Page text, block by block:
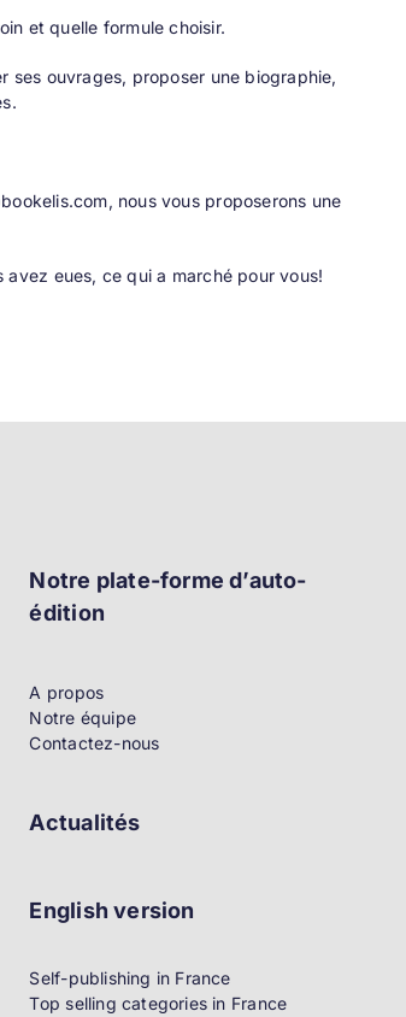
et quelle formule choisir.
ses ouvrages, proposer une biographie,
, nous vous proposerons une
eues, ce qui a marché pour vous!
Notre plate-forme d’auto-
édition
A propos
Notre équipe
Contactez-nous
Actualités
English version
Self-publishing in France
Top selling categories in France